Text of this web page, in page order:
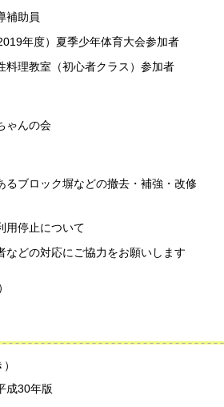
補助員
年度）夏季少年体育大会参加者
料理教室（初心者クラス）参加者
ゃんの会
るブロック塀などの撤去・補強・改修
用停止について
などの対応にご協力をお願いします
30年版